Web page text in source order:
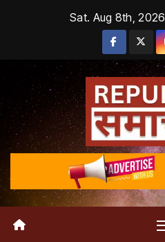
Sat. Aug 8th, 2026